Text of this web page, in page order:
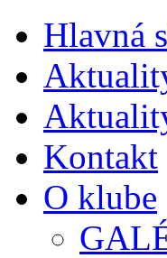
Hlavná
Kontakt
O klube